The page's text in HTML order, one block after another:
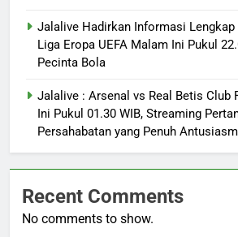
Jalalive Hadirkan Informasi Lengkap
Liga Eropa UEFA Malam Ini Pukul
Pecinta Bola
Jalalive : Arsenal vs Real Betis Club
Ini Pukul 01.30 WIB, Streaming
Persahabatan yang Penuh
Recent Comments
No comments to show.